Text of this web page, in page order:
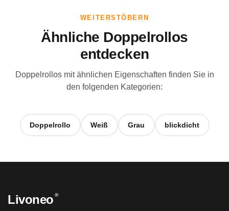
WEITERSTÖBERN
Ähnliche Doppelrollos
entdecken
Doppelrollos mit ähnlichen Eigenschaften finden Sie in
den folgenden Kategorien:
Doppelrollo Weiß Grau blickdicht
Livoneo ®